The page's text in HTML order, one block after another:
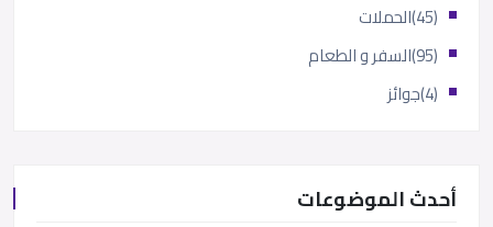
الحملات
(45)
السفر و الطعام
(95)
جوائز (4)
أحدث الموضوعات